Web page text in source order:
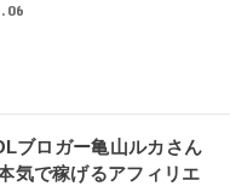
ブロガー亀山ルカさん
気で稼げるアフィリエ